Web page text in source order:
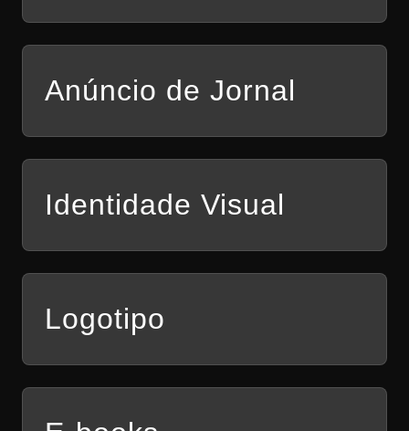
Anúncio de Jornal
Identidade Visual
Logotipo